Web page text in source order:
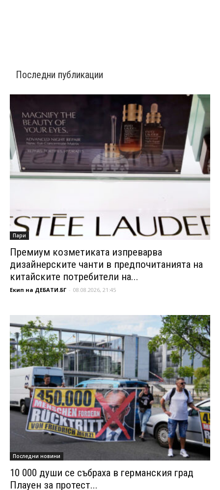
Последни публикации
Пари
Премиум козметиката изпреварва
дизайнерските чанти в предпочитанията на
китайските потребители на...
Екип на ДЕБАТИ.БГ - 08.08.2026, 21:45
Последни новини
10 000 души се събраха в германския град
Плауен за протест...